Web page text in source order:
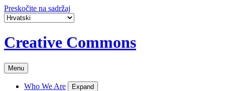
Preskočite na sadržaj
Creative Commons
Menu
Who We Are Expand